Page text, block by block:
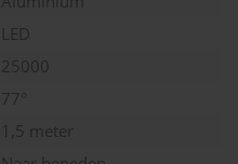
LED
25000
77°
1,5 meter